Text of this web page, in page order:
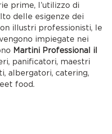
prime, l’utilizzo di
delle esigenze dei
illustri professionisti, le
impiegate nei
Martini Professional il
panificatori, maestri
albergatori, catering,
food.